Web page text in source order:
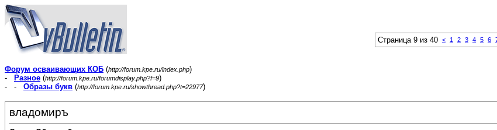
Страница 9 из 40 < 1 2 3 4 5 6
Форум осваивающих КОБ (http://forum.kpe.ru/index.php)
-
Разное (http://forum.kpe.ru/forumdisplay.php?f=9)
- - Образы букв (http://forum.kpe.ru/showthread.php?t=22977)
владомиръ